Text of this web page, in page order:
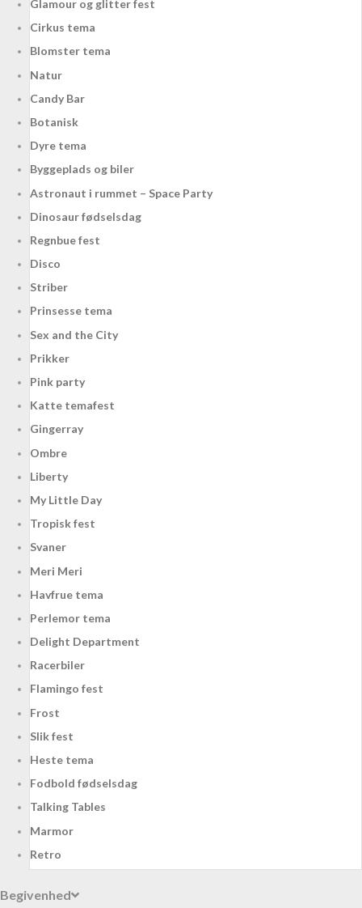
Glamour og glitter fest
Cirkus tema
Blomster tema
Natur
Candy Bar
Botanisk
Dyre tema
Byggeplads og biler
Astronaut i rummet – Space Party
Dinosaur fødselsdag
Regnbue fest
Disco
Striber
Prinsesse tema
Sex and the City
Prikker
Pink party
Katte temafest
Gingerray
Ombre
Liberty
My Little Day
Tropisk fest
Svaner
Meri Meri
Havfrue tema
Perlemor tema
Delight Department
Racerbiler
Flamingo fest
Frost
Slik fest
Heste tema
Fodbold fødselsdag
Talking Tables
Marmor
Retro
Begivenhed